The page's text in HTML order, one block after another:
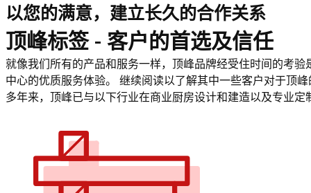
以您的满意，建立长久的合作关系
顶峰标签 - 客户的首选及信任
就像我们所有的产品和服务一样，顶峰品牌经受住时间的考
中心的优质服务体验。 继续阅读以了解其中一些客户对于顶
多年来，顶峰已与以下行业在商业厨房设计和建造以及专业